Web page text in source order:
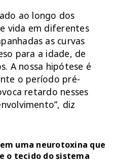
ao longo dos
vida em diferentes
as curvas
para a idade, de
A nossa hipótese é
o período pré-
retardo nesses
diz
uma neurotoxina que
o tecido do sistema